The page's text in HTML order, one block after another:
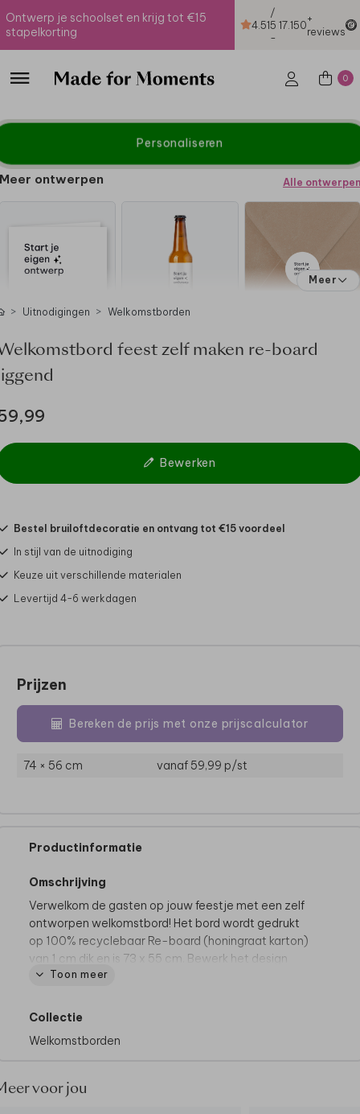
Ontwerp je schoolset en krijg tot €15
stapelkorting
4.51
/
5
-
17.150+
reviews
0
Personaliseren
Meer ontwerpen Alle ontwerpen
Meer
Uitnodigingen Welkomstborden
feest zelf maken re-board
Bewerken
Bestel bruiloftdecoratie en ontvang tot €15 voordeel
In stijl van de uitnodiging
Keuze uit verschillende materialen
Levertijd 4-6 werkdagen
Prijzen
Bereken de prijs met onze prijscalculator
74 × 56 cm vanaf 59,99 p/st
Productinformatie
Omschrijving
Verwelkom de gasten op jouw feestje met een zelf
ontworpen welkomstbord! Het bord wordt gedrukt
op 100% recyclebaar Re-board (honingraat karton)
van 1 cm dik en is 73 x 55 cm. Bewerk het design
gemakkelijk online in onze editor.
Toon meer
Collectie
Welkomstborden
voor jou